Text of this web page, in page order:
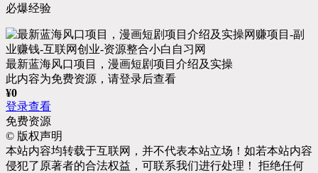
必爆经验
最新蓝海风口项目，漫画短剧项目介绍及实操
此内容为免费资源，请登录后查看
¥0
登录查看
免费资源
© 版权声明
本站内容均转载于互联网，并不代表本站立场！如若本站内容
侵犯了原著者的合法权益，可联系我们进行处理！ 拒绝任何